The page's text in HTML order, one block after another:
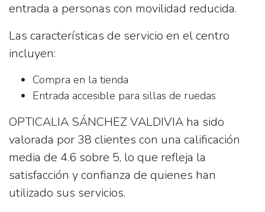
entrada a personas con movilidad reducida.
Las características de servicio en el centro
incluyen:
Compra en la tienda
Entrada accesible para sillas de ruedas
OPTICALIA SÁNCHEZ VALDIVIA ha sido
valorada por 38 clientes con una calificación
media de 4.6 sobre 5, lo que refleja la
satisfacción y confianza de quienes han
utilizado sus servicios.